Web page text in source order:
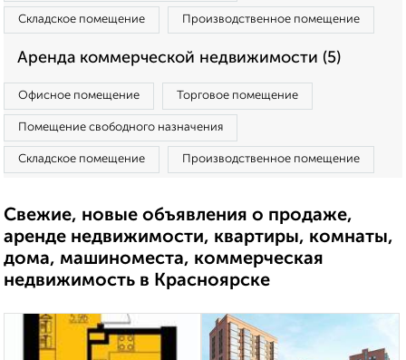
Складское помещение Производственное помещение
Аренда коммерческой недвижимости (5)
Офисное помещение Торговое помещение
Помещение свободного назначения
Складское помещение Производственное помещение
Свежие, новые объявления о продаже,
аренде недвижимости, квартиры, комнаты,
дома, машиноместа, коммерческая
недвижимость в Красноярске